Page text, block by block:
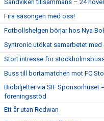
Sandviken tillsammans – 24
Fira säsongen med oss!
Fotbollshelgen börjar hos Nya
Syntronic utökat samarbetet med
Stort intresse för
Buss till bortamatchen mot FC
Biobiljetter via SIF Sponsorhuset
föreningsstöd
Ett år utan Redwan